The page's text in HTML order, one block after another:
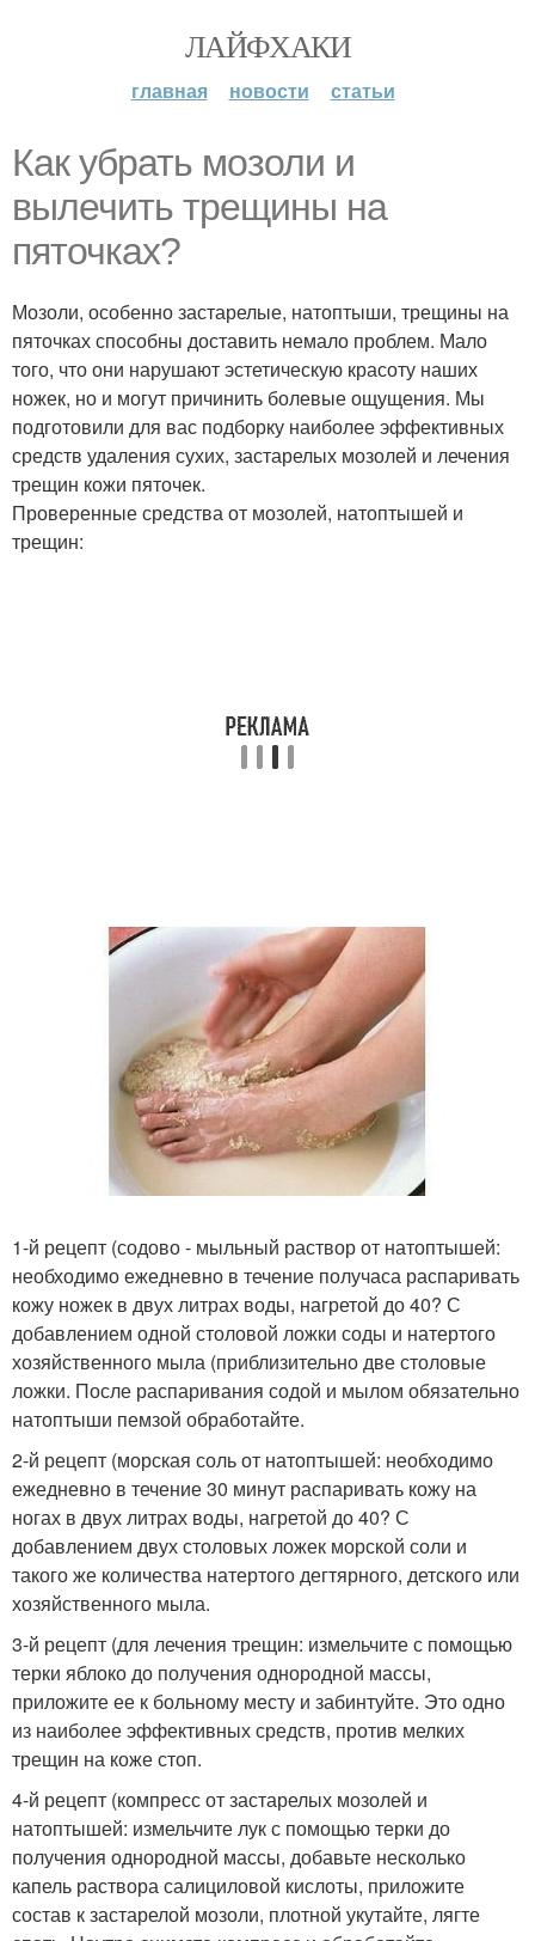
ЛАЙФХАКИ
главная новости статьи
Как убрать мозоли и
вылечить трещины на
пяточках?
Мозоли, особенно застарелые, натоптыши, трещины на
пяточках способны доставить немало проблем. Мало
того, что они нарушают эстетическую красоту наших
ножек, но и могут причинить болевые ощущения. Мы
подготовили для вас подборку наиболее эффективных
средств удаления сухих, застарелых мозолей и лечения
трещин кожи пяточек.
Проверенные средства от мозолей, натоптышей и
трещин:
1-й рецепт (содово - мыльный раствор от натоптышей:
необходимо ежедневно в течение получаса распаривать
кожу ножек в двух литрах воды, нагретой до 40? С
добавлением одной столовой ложки соды и натертого
хозяйственного мыла (приблизительно две столовые
ложки. После распаривания содой и мылом обязательно
натоптыши пемзой обработайте.
2-й рецепт (морская соль от натоптышей: необходимо
ежедневно в течение 30 минут распаривать кожу на
ногах в двух литрах воды, нагретой до 40? С
добавлением двух столовых ложек морской соли и
такого же количества натертого дегтярного, детского или
хозяйственного мыла.
3-й рецепт (для лечения трещин: измельчите с помощью
терки яблоко до получения однородной массы,
приложите ее к больному месту и забинтуйте. Это одно
из наиболее эффективных средств, против мелких
трещин на коже стоп.
4-й рецепт (компресс от застарелых мозолей и
натоптышей: измельчите лук с помощью терки до
получения однородной массы, добавьте несколько
капель раствора салициловой кислоты, приложите
состав к застарелой мозоли, плотной укутайте, лягте